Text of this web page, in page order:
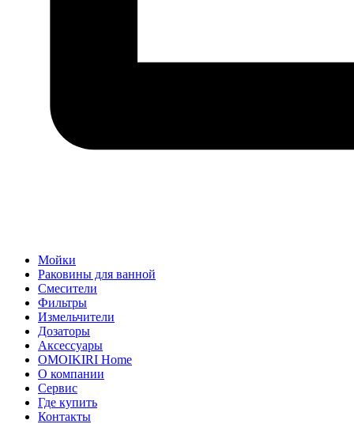
Мойки
Раковины для ванной
Смесители
Фильтры
Измельчители
Дозаторы
Аксессуары
OMOIKIRI Home
О компании
Сервис
Где купить
Контакты